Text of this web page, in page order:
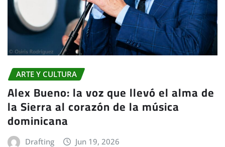
ARTE Y CULTURA
Alex Bueno: la voz que llevó el alma de
la Sierra al corazón de la música
dominicana
Drafting Jun 19, 2026